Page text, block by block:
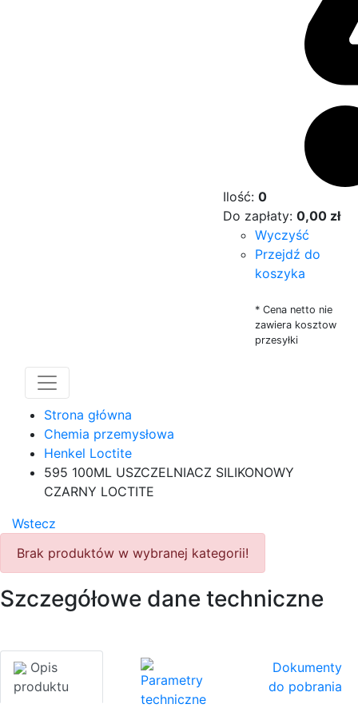
Ilość: 0
Do zapłaty: 0,00 zł
Wyczyść
Przejdź do
koszyka
* Cena netto nie
zawiera kosztow
przesyłki
Strona główna
Chemia przemysłowa
Henkel Loctite
595 100ML USZCZELNIACZ SILIKONOWY
CZARNY LOCTITE
Wstecz
Brak produktów w wybranej kategorii!
Szczegółowe dane techniczne
Opis
produktu
Parametry
techniczne
Dokumenty
do pobrania